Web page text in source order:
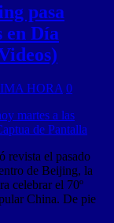
pasa
en Día
HORA 0
revista el pasado
de Beijing, la
celebrar el 70º
China. De pie